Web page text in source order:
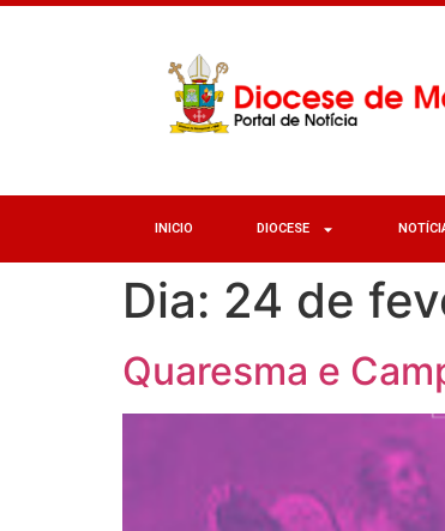
INICIO DIOCESE
Dia: 24 de
Quaresma e